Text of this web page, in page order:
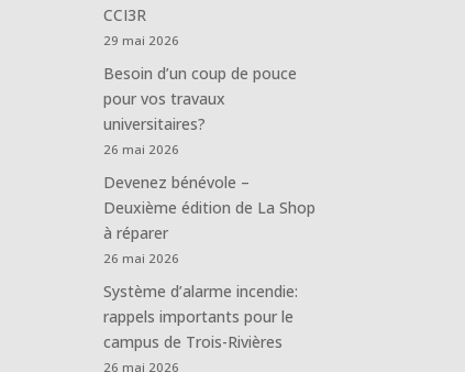
CCI3R
29 mai 2026
Besoin d’un coup de pouce
pour vos travaux
universitaires?
26 mai 2026
Devenez bénévole –
Deuxième édition de La Shop
à réparer
26 mai 2026
Système d’alarme incendie:
rappels importants pour le
campus de Trois-Rivières
26 mai 2026